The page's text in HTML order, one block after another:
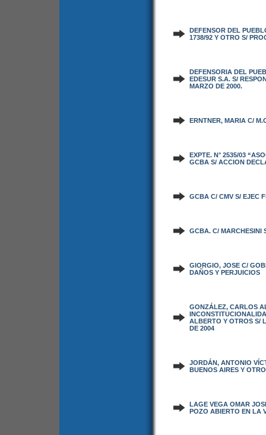
DEFENSOR DEL
1738/92 Y OTRO S/
DEFENSORIA DEL
EDESUR S.A. S/
MARZO DE 2000.
ERNTNER, MARIA C/
EXPTE. N° 2535/03
GCBA S/ ACCION
GCBA C/ CMV S/ EJEC
GCBA. C/ MARCHESINI
GIORGIO, JOSE C/
DAÑOS Y PERJUICIOS
GONZÁLEZ, CARLOS
ALBERTO Y OTROS S/
DE 2004
JORDÁN, ANTONIO
BUENOS AIRES Y
LAGE VEGA OMAR
POZO ABIERTO EN LA